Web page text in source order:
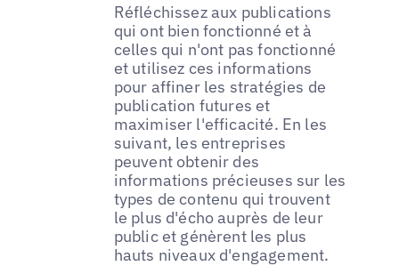
Réfléchissez aux publications
qui ont bien fonctionné et à
celles qui n'ont pas fonctionné
et utilisez ces informations
pour affiner les stratégies de
publication futures et
maximiser l'efficacité. En les
suivant, les entreprises
peuvent obtenir des
informations précieuses sur les
types de contenu qui trouvent
le plus d'écho auprès de leur
public et génèrent les plus
hauts niveaux d'engagement.